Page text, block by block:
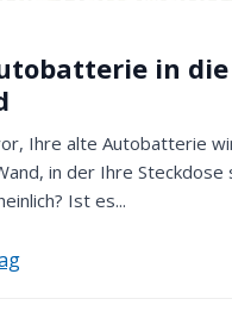
Retoure werden wir den
von 14 Tagen
von Ihnen zuvor
Zahlungsmethode
in die
Ihre alte Autobatterie
in der Ihre Steckdose
Ist es...